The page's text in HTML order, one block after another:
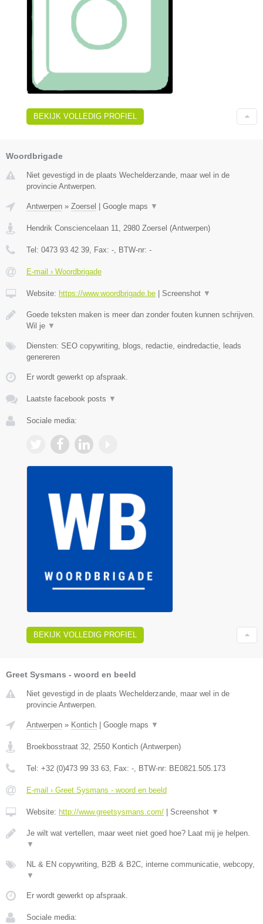
BEKIJK VOLLEDIG PROFIEL
Woordbrigade
Niet gevestigd in de plaats Wechelderzande, maar wel in de
provincie Antwerpen.
Antwerpen » Zoersel | Google maps ▼
Hendrik Consciencelaan 11 2980 Zoersel (Antwerpen)
Tel: 0473 93 42 39 , Fax: - , BTW-nr: -
E-mail › Woordbrigade
Website: https://www.woordbrigade.be | Screenshot ▼
Goede teksten maken is meer dan zonder fouten kunnen schrijven.
Wil je ▼
Diensten: SEO copywriting, blogs, redactie, eindredactie, leads
genereren
Er wordt gewerkt op afspraak.
Laatste facebook posts ▼
Sociale media:
BEKIJK VOLLEDIG PROFIEL
Greet Sysmans - woord en beeld
Niet gevestigd in de plaats Wechelderzande, maar wel in de
provincie Antwerpen.
Antwerpen » Kontich | Google maps ▼
Broekbosstraat 32 2550 Kontich (Antwerpen)
Tel: +32 (0)473 99 33 63 , Fax: - , BTW-nr: BE0821.505.173
E-mail › Greet Sysmans - woord en beeld
Website: http://www.greetsysmans.com/ | Screenshot ▼
Je wilt wat vertellen, maar weet niet goed hoe? Laat mij je helpen.
▼
NL & EN copywriting, B2B & B2C, interne communicatie, webcopy,
▼
Er wordt gewerkt op afspraak.
Sociale media: